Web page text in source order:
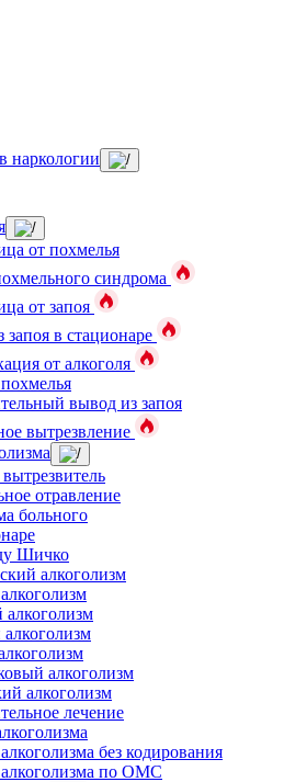
от похмелья
синдрома
от запоя
в стационаре
от алкоголя
вывод из запоя
вытрезвление
отравление
больного
Шичко
алкоголизм
алкоголизм
алкоголизм
лечение
без кодирования
по ОМС